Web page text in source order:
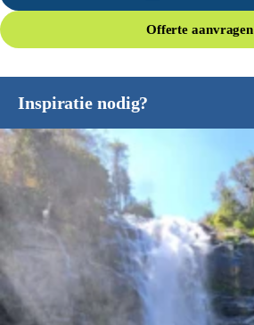
Offerte aanvragen
Inspiratie nodig?